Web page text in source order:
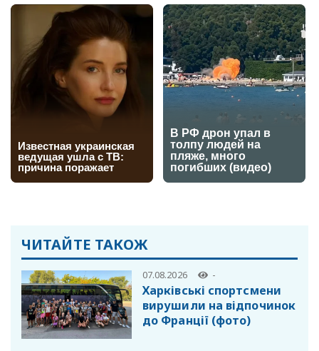
ЧИТАЙТЕ ТАКОЖ
07.08.2026 -
Харківські спортсмени
вирушили на відпочинок
до Франції (фото)